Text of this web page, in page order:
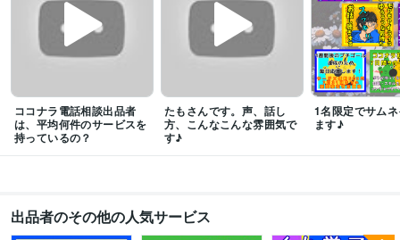
悩み相談・カウンセリング 短期集中 教え上手 引きこもりがち
本質を見
つけるのが得意！
コーチング 本質 会話術 気づき
インスピレーション
価値観発見
願い 見抜く力
ココナラ電話相談出品者
は、平均何件のサービスを
持っているの？
たもさんです。声、話し
方、こんなこんな雰囲気で
す♪
1名限定でサム
ます♪
出品者のその他の人気サービス